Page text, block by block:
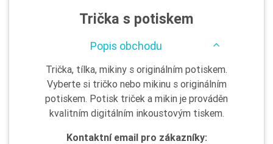
Trička s potiskem
Popis obchodu
Trička, tílka, mikiny s originálním potiskem.
Vyberte si tričko nebo mikinu s originálním
potiskem. Potisk triček a mikin je prováděn
kvalitním digitálním inkoustovým tiskem.
Kontaktní email pro zákazníky: